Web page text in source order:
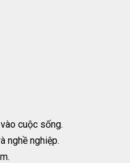
cuộc sống.
nghề nghiệp.